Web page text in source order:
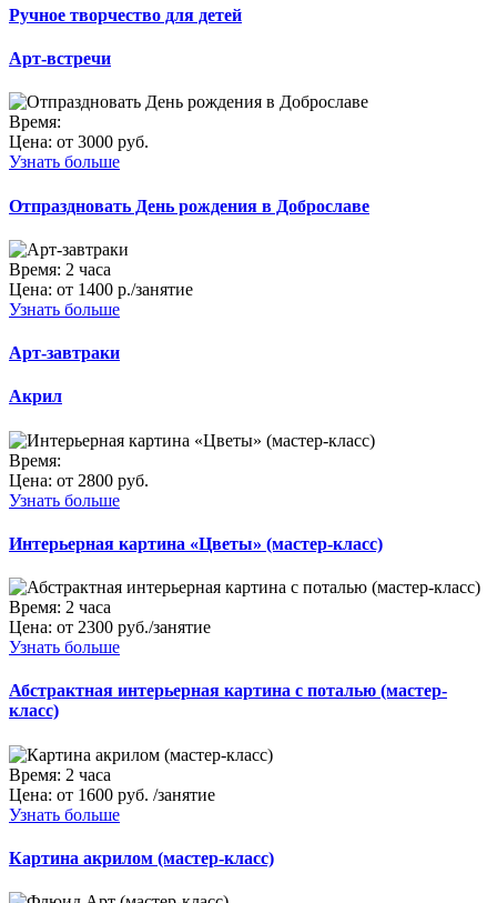
Ручное творчество для детей
Арт-встречи
Время:
Цена: от 3000 руб.
Узнать больше
Отпраздновать День рождения в Доброславе
Время: 2 часа
Цена: от 1400 р./занятие
Узнать больше
Арт-завтраки
Акрил
Время:
Цена: от 2800 руб.
Узнать больше
Интерьерная картина «Цветы» (мастер-класс)
Время: 2 часа
Цена: от 2300 руб./занятие
Узнать больше
Абстрактная интерьерная картина с поталью (мастер-
класс)
Время: 2 часа
Цена: от 1600 руб. /занятие
Узнать больше
Картина акрилом (мастер-класс)